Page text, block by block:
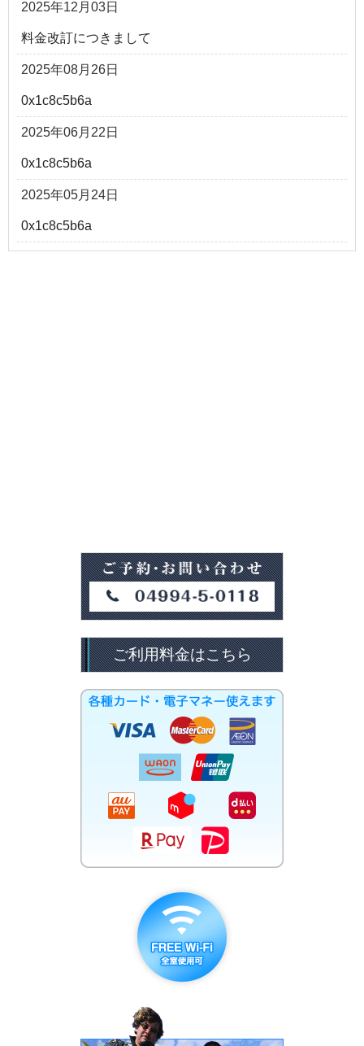
2025年12月03日
料金改訂につきまして
2025年08月26日
0x1c8c5b6a
2025年06月22日
0x1c8c5b6a
2025年05月24日
0x1c8c5b6a
ご利用料金はこちら